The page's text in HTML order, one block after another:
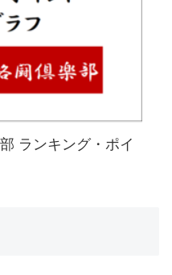
ランキング・ポイ